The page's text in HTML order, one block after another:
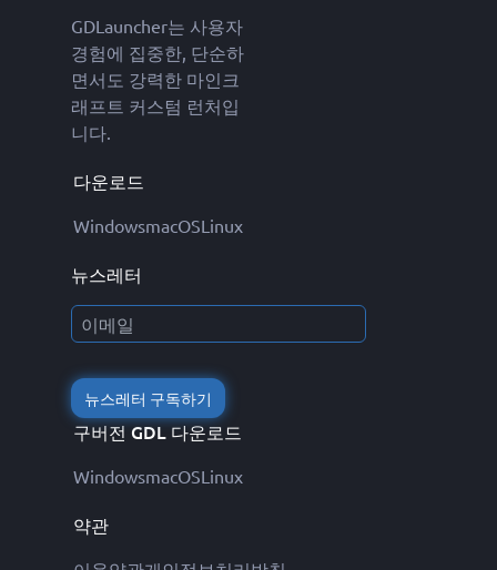
GDLauncher는 사용자
경험에 집중한, 단순하
면서도 강력한 마인크
래프트 커스텀 런처입
니다.
다운로드
WindowsmacOSLinux
뉴스레터
뉴스레터 구독하기
구버전 GDL 다운로드
WindowsmacOSLinux
약관